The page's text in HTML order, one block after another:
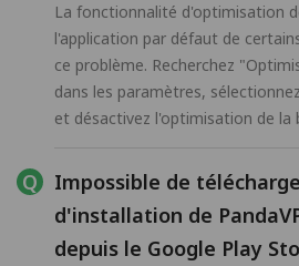
La fonctionnalité d'optimisation
l'application par défaut de
ce problème. Recherchez
dans les paramètres,
et désactivez l'optimisation de la
Impossible de
d'installation de
depuis le Google Play